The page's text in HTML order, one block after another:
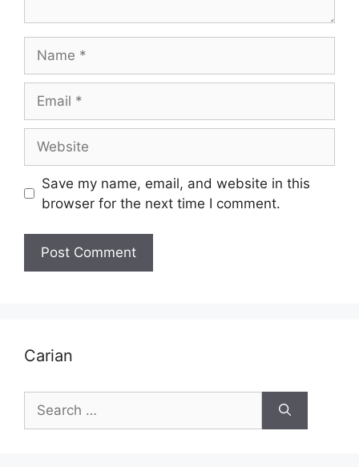
Save my name, email, and website in this
browser for the next time I comment.
Carian
Search
for: